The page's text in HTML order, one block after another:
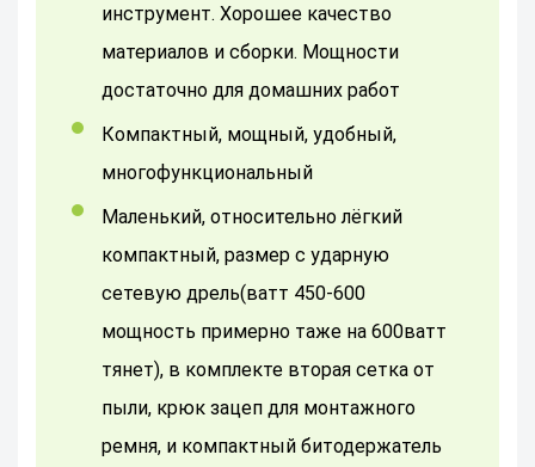
инструмент. Хорошее качество
материалов и сборки. Мощности
достаточно для домашних работ
Компактный, мощный, удобный,
многофункциональный
Маленький, относительно лёгкий
компактный, размер с ударную
сетевую дрель(ватт 450-600
мощность примерно таже на 600ватт
тянет), в комплекте вторая сетка от
пыли, крюк зацеп для монтажного
ремня, и компактный битодержатель